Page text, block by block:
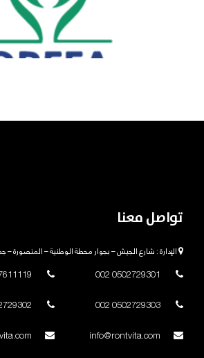
تواصل معنا
الإدارة : شارع الجيش – بجوار محطة الوطنية – المنصورة –